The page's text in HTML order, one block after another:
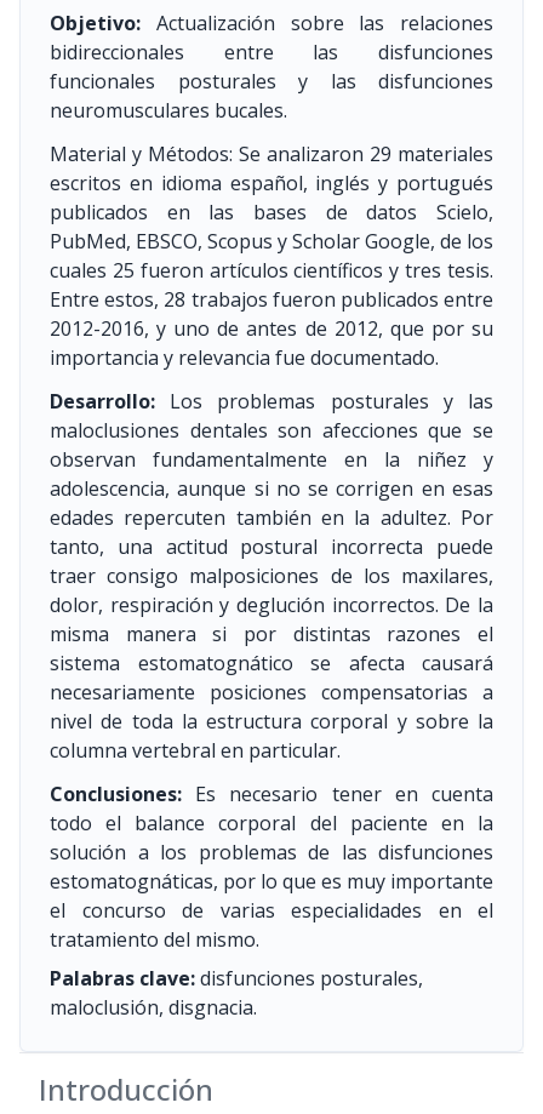
Objetivo: Actualización sobre las relaciones
bidireccionales entre las disfunciones
funcionales posturales y las disfunciones
neuromusculares bucales.
Material y Métodos: Se analizaron 29 materiales
escritos en idioma español, inglés y portugués
publicados en las bases de datos Scielo,
PubMed, EBSCO, Scopus y Scholar Google, de los
cuales 25 fueron artículos científicos y tres tesis.
Entre estos, 28 trabajos fueron publicados entre
2012-2016, y uno de antes de 2012, que por su
importancia y relevancia fue documentado.
Desarrollo: Los problemas posturales y las
maloclusiones dentales son afecciones que se
observan fundamentalmente en la niñez y
adolescencia, aunque si no se corrigen en esas
edades repercuten también en la adultez. Por
tanto, una actitud postural incorrecta puede
traer consigo malposiciones de los maxilares,
dolor, respiración y deglución incorrectos. De la
misma manera si por distintas razones el
sistema estomatognático se afecta causará
necesariamente posiciones compensatorias a
nivel de toda la estructura corporal y sobre la
columna vertebral en particular.
Conclusiones: Es necesario tener en cuenta
todo el balance corporal del paciente en la
solución a los problemas de las disfunciones
estomatognáticas, por lo que es muy importante
el concurso de varias especialidades en el
tratamiento del mismo.
Palabras clave:disfunciones posturales,
maloclusión, disgnacia.
Introducción